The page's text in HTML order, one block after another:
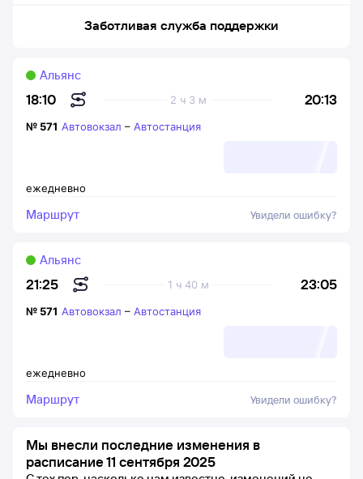
Заботливая служба поддержки
18:10 20:13
2 ч 3 м
Альянс
ежедневно
№ 571 Автовокзал – Автостанция
Маршрут Увидели ошибку?
21:25 23:05
1 ч 40 м
Альянс
ежедневно
№ 571 Автовокзал – Автостанция
Маршрут Увидели ошибку?
Мы внесли последние изменения в
расписание 11 сентября 2025